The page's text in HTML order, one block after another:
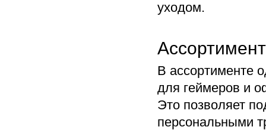
уходом.
В ассортименте
для геймеров и
Это позволяет
персональными